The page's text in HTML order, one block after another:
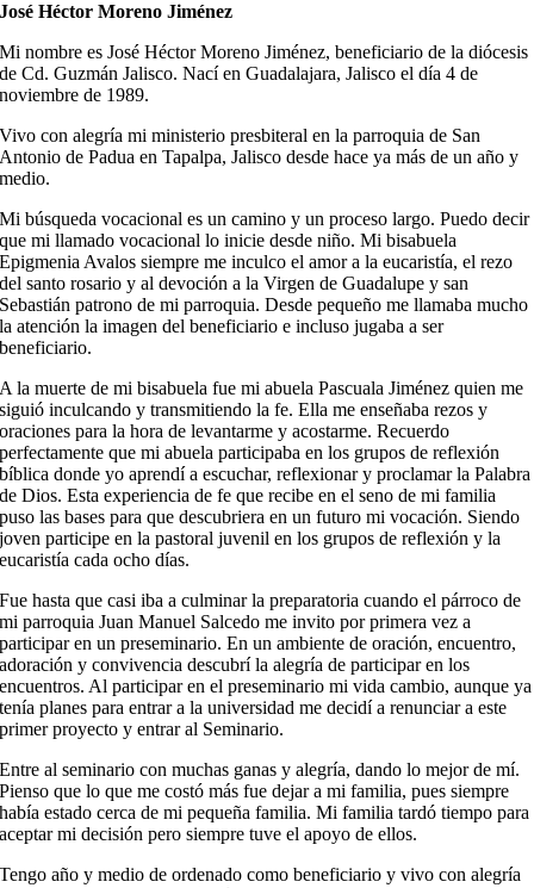
José Héctor Moreno Jiménez
Mi nombre es José Héctor Moreno Jiménez, beneficiario de la diócesis
de Cd. Guzmán Jalisco. Nací en Guadalajara, Jalisco el día 4 de
noviembre de 1989.
Vivo con alegría mi ministerio presbiteral en la parroquia de San
Antonio de Padua en Tapalpa, Jalisco desde hace ya más de un año y
medio.
Mi búsqueda vocacional es un camino y un proceso largo. Puedo decir
que mi llamado vocacional lo inicie desde niño. Mi bisabuela
Epigmenia Avalos siempre me inculco el amor a la eucaristía, el rezo
del santo rosario y al devoción a la Virgen de Guadalupe y san
Sebastián patrono de mi parroquia. Desde pequeño me llamaba mucho
la atención la imagen del beneficiario e incluso jugaba a ser
beneficiario.
A la muerte de mi bisabuela fue mi abuela Pascuala Jiménez quien me
siguió inculcando y transmitiendo la fe. Ella me enseñaba rezos y
oraciones para la hora de levantarme y acostarme. Recuerdo
perfectamente que mi abuela participaba en los grupos de reflexión
bíblica donde yo aprendí a escuchar, reflexionar y proclamar la Palabra
de Dios. Esta experiencia de fe que recibe en el seno de mi familia
puso las bases para que descubriera en un futuro mi vocación. Siendo
joven participe en la pastoral juvenil en los grupos de reflexión y la
eucaristía cada ocho días.
Fue hasta que casi iba a culminar la preparatoria cuando el párroco de
mi parroquia Juan Manuel Salcedo me invito por primera vez a
participar en un preseminario. En un ambiente de oración, encuentro,
adoración y convivencia descubrí la alegría de participar en los
encuentros. Al participar en el preseminario mi vida cambio, aunque ya
tenía planes para entrar a la universidad me decidí a renunciar a este
primer proyecto y entrar al Seminario.
Entre al seminario con muchas ganas y alegría, dando lo mejor de mí.
Pienso que lo que me costó más fue dejar a mi familia, pues siempre
había estado cerca de mi pequeña familia. Mi familia tardó tiempo para
aceptar mi decisión pero siempre tuve el apoyo de ellos.
Tengo año y medio de ordenado como beneficiario y vivo con alegría